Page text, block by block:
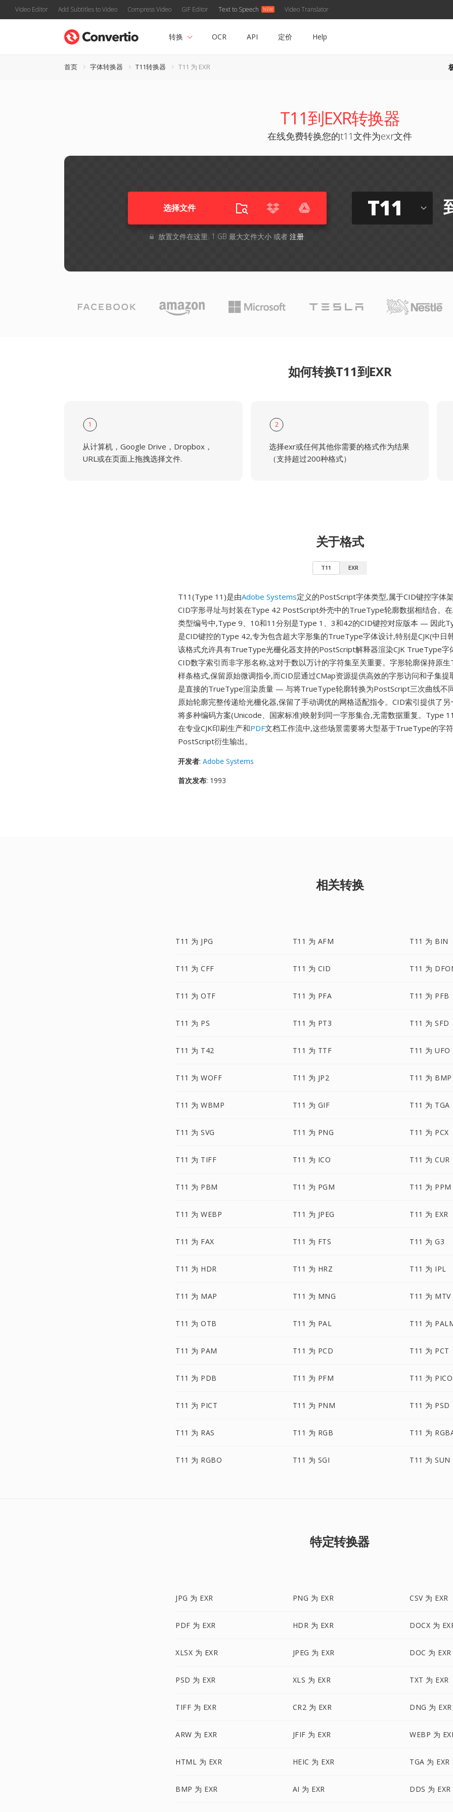
Video Editor Add Subtitles to Video Compress Video GIF Editor Text to Speech Video Translator
转换 OCR API 定价 Help
首页 字体转换器 T11转换器 T11 为 EXR
T11到EXR转换器
在线免费转换您的t11文件为exr文件
选择文件
放置文件在这里. 1 GB 最大文件大小 或者 注册
T11
如何转换T11到EXR
1
从计算机，Google Drive，Dropbox，
URL或在页面上拖拽选择文件.
2
选择exr或任何其他你需要的格式作为结果
（支持超过200种格式）
关于格式
T11 EXR
T11(Type 11)是由Adobe Systems定义的PostScript字体类型,属于CID键控字体
CID字形寻址与封装在Type 42 PostScript外壳中的TrueType轮廓数据相结合。
类型编号中,Type 9、10和11分别是Type 1、3和42的CID键控对应版本 — 因此
是CID键控的Type 42,专为包含超大字形集的TrueType字体设计,特别是CJK(中日
该格式允许具有TrueType光栅化器支持的PostScript解释器渲染CJK TrueType字
CID数字索引而非字形名称,这对于数以万计的字符集至关重要。字形轮廓保持原
样条格式,保留原始微调指令,而CID层通过CMap资源提供高效的字形访问和子集提
是直接的TrueType渲染质量 — 与将TrueType轮廓转换为PostScript三次曲线不
原始轮廓完整传递给光栅化器,保留了手动调优的网格适配指令。CID索引提供了
将多种编码方案(Unicode、国家标准)映射到同一字形集合,无需数据重复。Type
在专业CJK印刷生产和PDF文档工作流中,这些场景需要将大型基于TrueType的字
PostScript衍生输出。
开发者: Adobe Systems
首次发布: 1993
相关转换
T11 为 JPG T11 为 AFM T11 为 BIN
T11 为 CFF T11 为 CID T11 为
T11 为 OTF T11 为 PFA T11 为 PFB
T11 为 PS T11 为 PT3 T11 为 SFD
T11 为 T42 T11 为 TTF T11 为 UFO
T11 为 WOFF T11 为 JP2 T11 为 BMP
T11 为 WBMP T11 为 GIF T11 为 TGA
T11 为 SVG T11 为 PNG T11 为 PCX
T11 为 TIFF T11 为 ICO T11 为 CUR
T11 为 PBM T11 为 PGM T11 为 PPM
T11 为 WEBP T11 为 JPEG T11 为 EXR
T11 为 FAX T11 为 FTS T11 为 G3
T11 为 HDR T11 为 HRZ T11 为 IPL
T11 为 MAP T11 为 MNG T11 为 MTV
T11 为 OTB T11 为 PAL T11 为
T11 为 PAM T11 为 PCD T11 为 PCT
T11 为 PDB T11 为 PFM T11 为
T11 为 PICT T11 为 PNM T11 为 PSD
T11 为 RAS T11 为 RGB T11 为
T11 为 RGBO T11 为 SGI T11 为 SUN
特定转换器
JPG 为 EXR PNG 为 EXR CSV 为 EXR
PDF 为 EXR HDR 为 EXR DOCX 为
XLSX 为 EXR JPEG 为 EXR DOC 为 EXR
PSD 为 EXR XLS 为 EXR TXT 为 EXR
TIFF 为 EXR CR2 为 EXR DNG 为 EXR
ARW 为 EXR JFIF 为 EXR WEBP 为
HTML 为 EXR HEIC 为 EXR TGA 为 EXR
BMP 为 EXR AI 为 EXR DDS 为 EXR